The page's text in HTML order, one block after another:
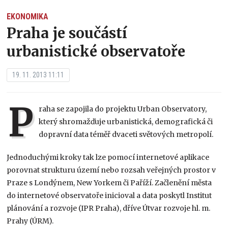
EKONOMIKA
Praha je součástí
urbanistické observatoře
19. 11. 2013 11:11
P raha se zapojila do projektu Urban Observatory,
který shromažďuje urbanistická, demografická či
dopravní data téměř dvaceti světových metropolí.
Jednoduchými kroky tak lze pomocí internetové aplikace
porovnat strukturu území nebo rozsah veřejných prostor v
Praze s Londýnem, New Yorkem či Paříží. Začlenění města
do internetové observatoře inicioval a data poskytl Institut
plánování a rozvoje (IPR Praha), dříve Útvar rozvoje hl. m.
Prahy (ÚRM).